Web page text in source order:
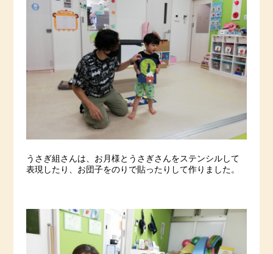
うさぎ組さんは、お月様とうさぎさんをステンシルして
表現したり、お団子をのりで貼ったりして作りました。